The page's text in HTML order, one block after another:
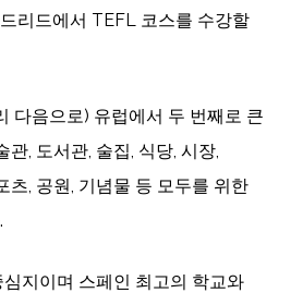
리드에서 TEFL 코스를 수강할
다음으로) 유럽에서 두 번째로 큰
관, 도서관, 술집, 식당, 시장,
츠, 공원, 기념물 등 모두를 위한
지이며 스페인 최고의 학교와